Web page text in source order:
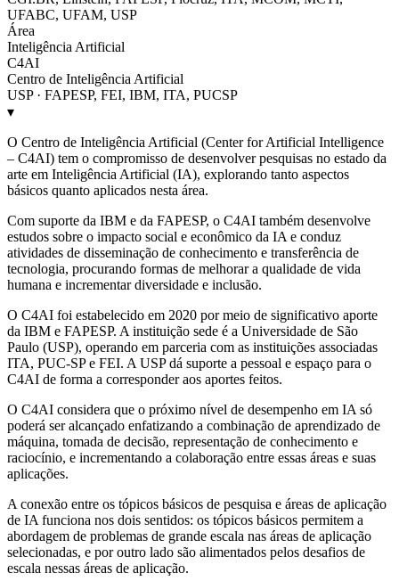
UFABC, UFAM, USP
Área
Inteligência Artificial
C4AI
Centro de Inteligência Artificial
USP · FAPESP, FEI, IBM, ITA, PUCSP
▾
O Centro de Inteligência Artificial (Center for Artificial Intelligence
– C4AI) tem o compromisso de desenvolver pesquisas no estado da
arte em Inteligência Artificial (IA), explorando tanto aspectos
básicos quanto aplicados nesta área.
Com suporte da IBM e da FAPESP, o C4AI também desenvolve
estudos sobre o impacto social e econômico da IA e conduz
atividades de disseminação de conhecimento e transferência de
tecnologia, procurando formas de melhorar a qualidade de vida
humana e incrementar diversidade e inclusão.
O C4AI foi estabelecido em 2020 por meio de significativo aporte
da IBM e FAPESP. A instituição sede é a Universidade de São
Paulo (USP), operando em parceria com as instituições associadas
ITA, PUC-SP e FEI. A USP dá suporte a pessoal e espaço para o
C4AI de forma a corresponder aos aportes feitos.
O C4AI considera que o próximo nível de desempenho em IA só
poderá ser alcançado enfatizando a combinação de aprendizado de
máquina, tomada de decisão, representação de conhecimento e
raciocínio, e incrementando a colaboração entre essas áreas e suas
aplicações.
A conexão entre os tópicos básicos de pesquisa e áreas de aplicação
de IA funciona nos dois sentidos: os tópicos básicos permitem a
abordagem de problemas de grande escala nas áreas de aplicação
selecionadas, e por outro lado são alimentados pelos desafios de
escala nessas áreas de aplicação.